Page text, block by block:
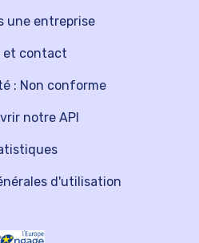
une entreprise
notre API
et contact
: Non conforme
d'utilisation